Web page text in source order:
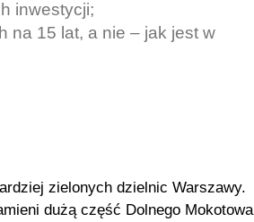
inwestycji;
na 15 lat, a nie – jak jest w
zielonych dzielnic Warszawy.
dużą część Dolnego Mokotowa